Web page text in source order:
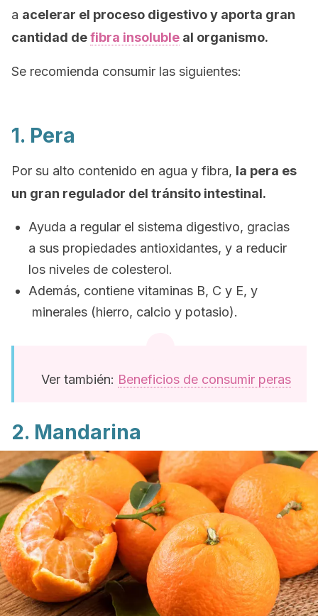
a acelerar el proceso digestivo y aporta gran
cantidad defibra insoluble al organismo.
Se recomienda consumir las siguientes:
1. Pera
Por su alto contenido en agua y fibra, la pera es
un gran regulador del tránsito intestinal.
Ayuda a regular el sistema digestivo, gracias
a sus propiedades antioxidantes, y a reducir
los niveles de colesterol.
Además, contiene vitaminas B, C y E, y
minerales (hierro, calcio y potasio).
Ver también: Beneficios de consumir peras
2. Mandarina